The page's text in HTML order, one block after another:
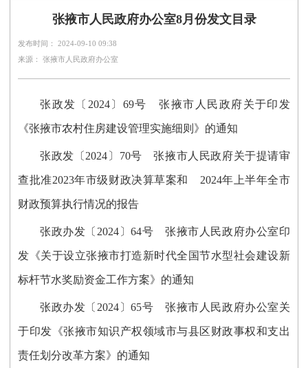
张掖市人民政府办公室8月份发文目录
发布时间： 2024-09-10 09:38
来源： 张掖市人民政府办公室
张政发〔2024〕69号 张掖市人民政府关于印发
《张掖市农村住房建设管理实施细则》的通知
张政发〔2024〕70号 张掖市人民政府关于提请审
查批准2023年市级财政决算草案和 2024年上半年全市
财政预算执行情况的报告
张政办发〔2024〕64号 张掖市人民政府办公室印
发《关于设立张掖市打造新时代全国节水型社会建设新
标杆节水奖励资金工作方案》的通知
张政办发〔2024〕65号 张掖市人民政府办公室关
于印发《张掖市知识产权领域市与县区财政事权和支出
责任划分改革方案》的通知